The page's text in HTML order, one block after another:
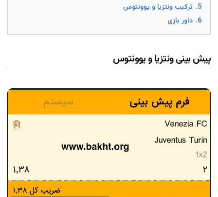
5. ترکیب ونتزیا و یوونتوس
6. داور بازی
پیش بینی ونتزیا و یوونتوس